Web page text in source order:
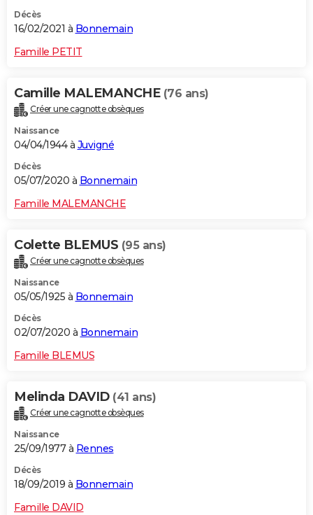
Décès
16/02/2021 à Bonnemain
Famille PETIT
Camille MALEMANCHE (76 ans)
Créer une cagnotte obsèques
Naissance
04/04/1944 à Juvigné
Décès
05/07/2020 à Bonnemain
Famille MALEMANCHE
Colette BLEMUS (95 ans)
Créer une cagnotte obsèques
Naissance
05/05/1925 à Bonnemain
Décès
02/07/2020 à Bonnemain
Famille BLEMUS
Melinda DAVID (41 ans)
Créer une cagnotte obsèques
Naissance
25/09/1977 à Rennes
Décès
18/09/2019 à Bonnemain
Famille DAVID